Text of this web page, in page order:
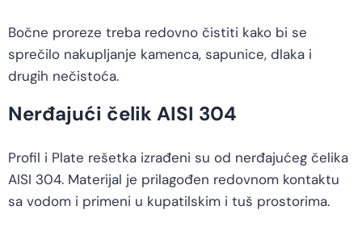
Bočne proreze treba redovno čistiti kako bi se
sprečilo nakupljanje kamenca, sapunice, dlaka i
drugih nečistoća.
Nerđajući čelik AISI 304
Profil i Plate rešetka izrađeni su od nerđajućeg čelika
AISI 304. Materijal je prilagođen redovnom kontaktu
sa vodom i primeni u kupatilskim i tuš prostorima.